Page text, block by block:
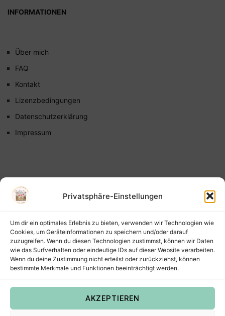
Privatsphäre-Einstellungen
Um dir ein optimales Erlebnis zu bieten, verwenden wir Technologien wie
Cookies, um Geräteinformationen zu speichern und/oder darauf
zuzugreifen. Wenn du diesen Technologien zustimmst, können wir Daten
wie das Surfverhalten oder eindeutige IDs auf dieser Website verarbeiten.
Wenn du deine Zustimmung nicht erteilst oder zurückziehst, können
bestimmte Merkmale und Funktionen beeinträchtigt werden.
AKZEPTIEREN
INFORMATIONEN
Über mich
FAQ
Kontakt
Lizenzbedingungen
Datenschutzerklärung
Impressum
Copyright © 2022Steffis Kreativkiste – Plotterdateien,